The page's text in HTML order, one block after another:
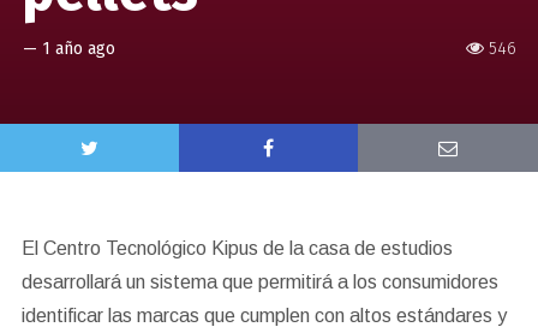
546
— 1 año ago
El Centro Tecnológico Kipus de la casa de estudios
desarrollará un sistema que permitirá a los consumidores
identificar las marcas que cumplen con altos estándares y